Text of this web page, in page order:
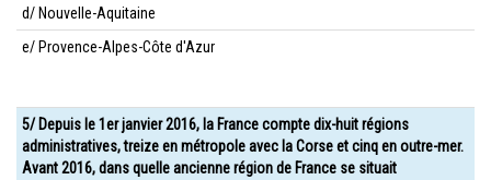
d/ Nouvelle-Aquitaine
e/ Provence-Alpes-Côte d'Azur
5/ Depuis le 1er janvier 2016, la France compte dix-huit régions
administratives, treize en métropole avec la Corse et cinq en outre-mer.
Avant 2016, dans quelle ancienne région de France se situait